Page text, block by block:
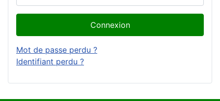
Connexion
Mot de passe perdu ?
Identifiant perdu ?